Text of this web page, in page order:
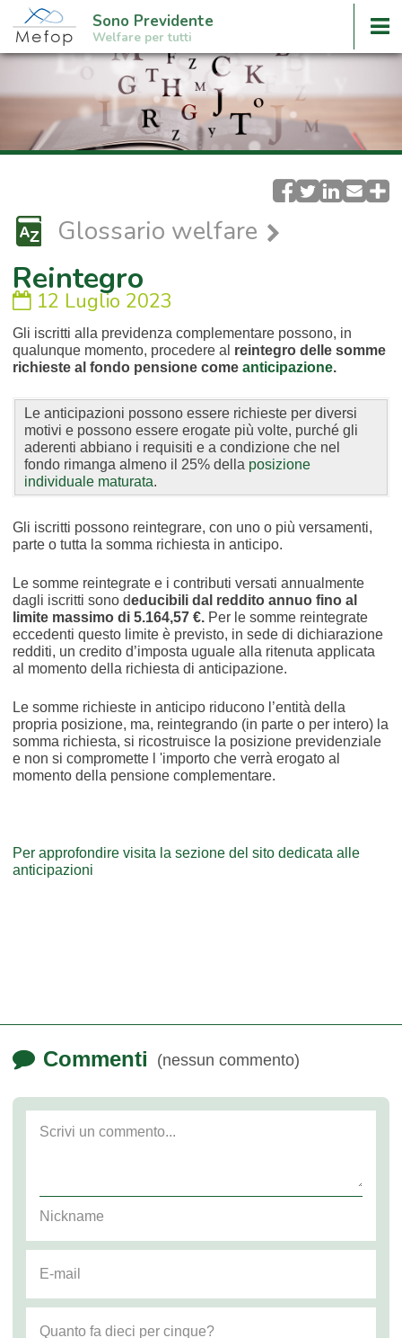
Sono Previdente
Welfare per tutti
Glossario welfare
Reintegro
12 Luglio 2023
Gli iscritti alla previdenza complementare possono, in
qualunque momento, procedere al reintegro delle somme
richieste al fondo pensione comeanticipazione.
Le anticipazioni possono essere richieste per diversi
motivi e possono essere erogate più volte, purché gli
aderenti abbiano i requisiti e a condizione che nel
fondo rimanga almeno il 25% della posizione
individuale maturata.
Gli iscritti possono reintegrare, con uno o più versamenti,
parte o tutta la somma richiesta in anticipo.
Le somme reintegrate e i contributi versati annualmente
dagli iscritti sono deducibili dal reddito annuo fino al
limite massimo di 5.164,57 €.Per le somme reintegrate
eccedenti questo limite è previsto, in sede di dichiarazione
redditi, un credito d’imposta uguale alla ritenuta applicata
al momento della richiesta di anticipazione.
Le somme richieste in anticipo riducono l’entità della
propria posizione, ma, reintegrando (in parte o per intero) la
somma richiesta, si ricostruisce la posizione previdenziale
e non si compromette l 'importo che verrà erogato al
momento della pensione complementare.
Per approfondire visita la sezione del sito dedicata alle
anticipazioni
Commenti (nessun commento)